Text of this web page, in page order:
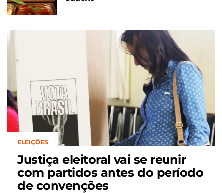
ELEIÇÕES
Justiça eleitoral vai se reunir
com partidos antes do período
de convenções